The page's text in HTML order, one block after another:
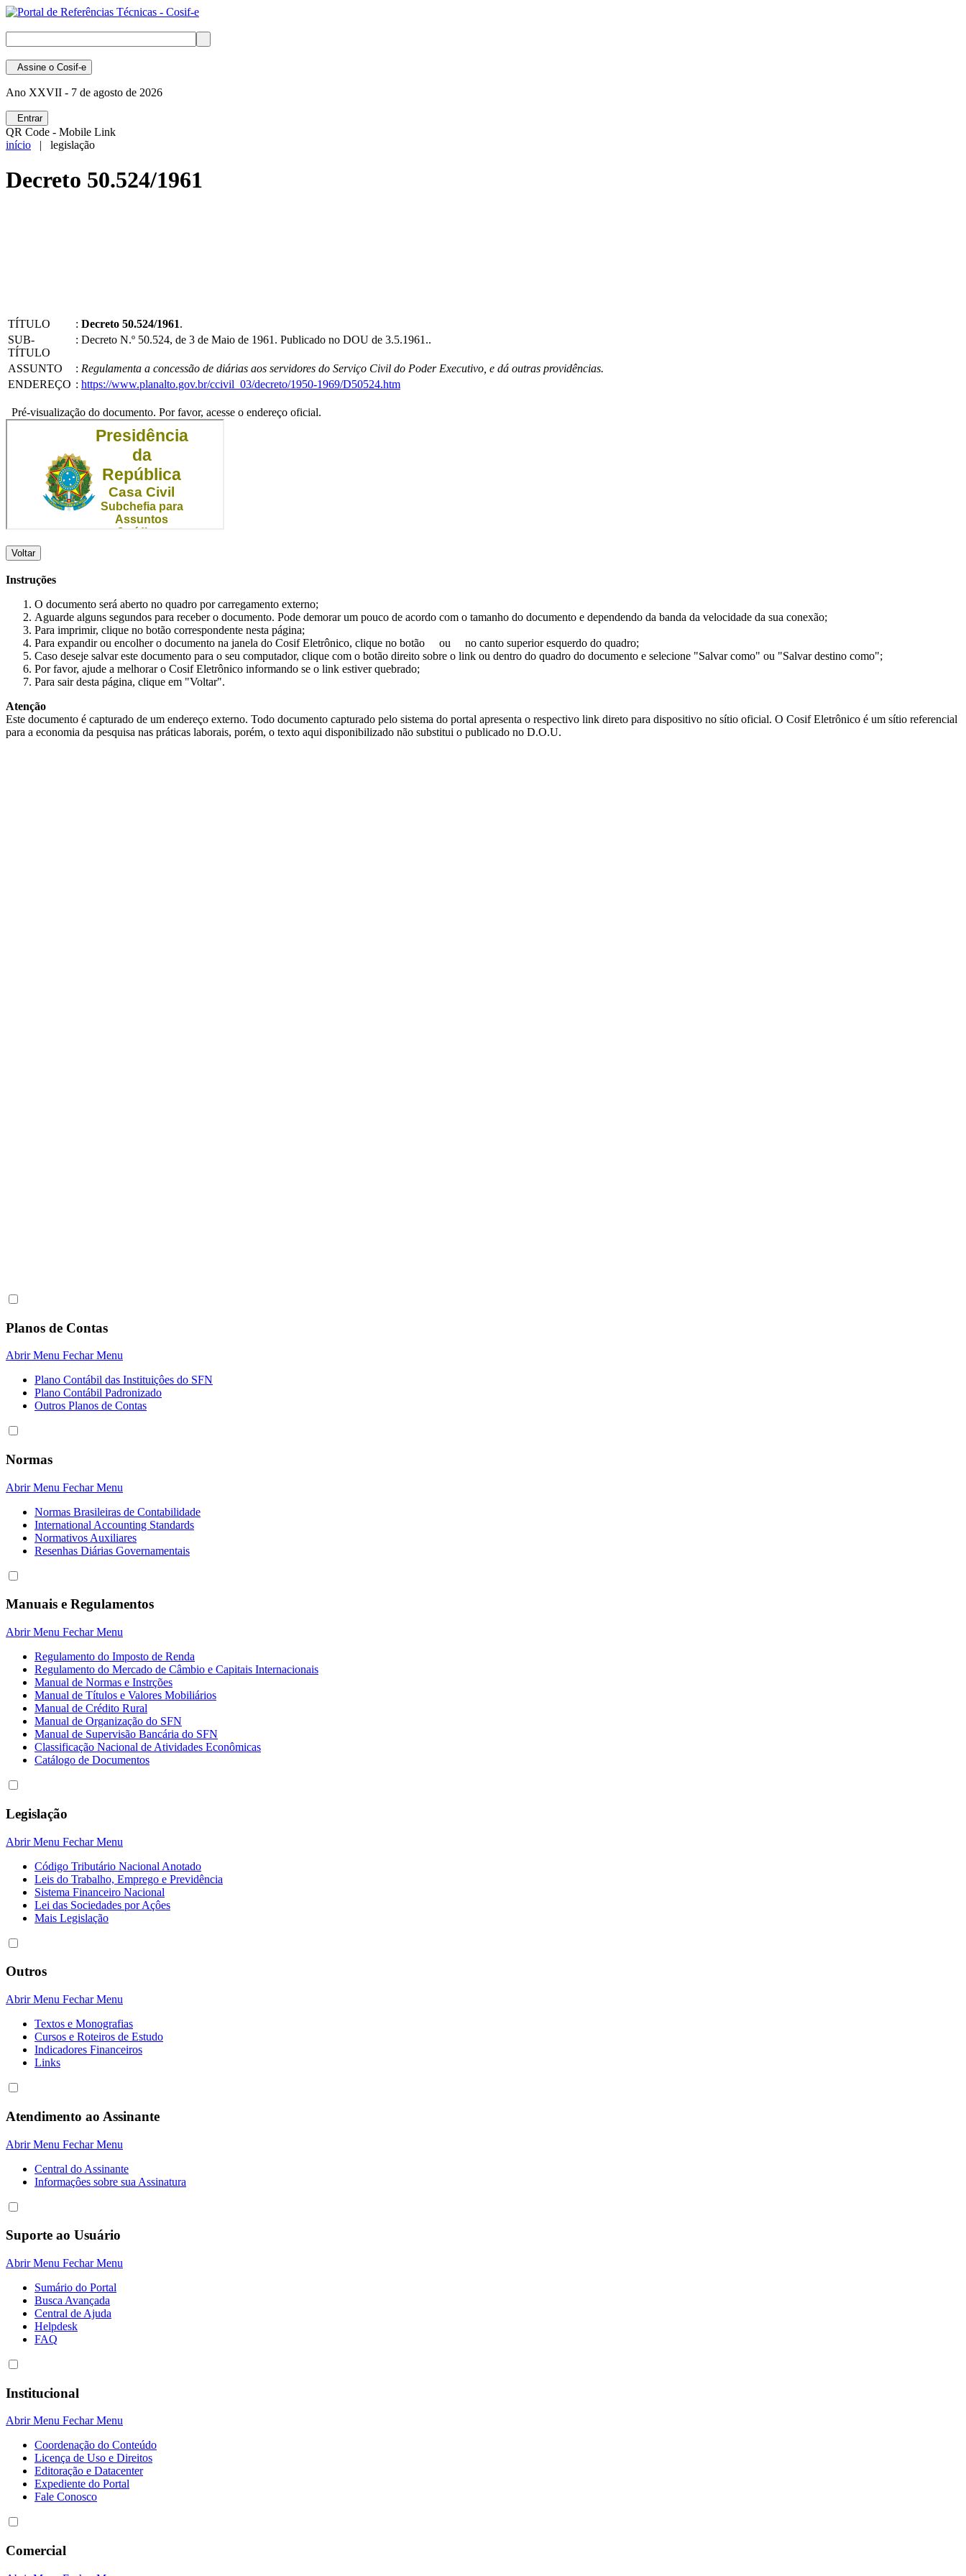
Assine o Cosif-e
Ano XXVII - 7 de agosto de 2026
Entrar
QR Code - Mobile Link
início | legislação
Decreto 50.524/1961
TÍTULO : Decreto 50.524/1961.
SUB-
TÍTULO
: Decreto N.º 50.524, de 3 de Maio de 1961. Publicado no DOU de 3.5.1961..
ASSUNTO : Regulamenta a concessão de diárias aos servidores do Serviço Civil do Poder Executivo, e dá outras providências.
ENDEREÇO : https://www.planalto.gov.br/ccivil_03/decreto/1950-1969/D50524.htm
Pré-visualização do documento. Por favor, acesse o endereço oficial.
Voltar
Instruções
O documento será aberto no quadro por carregamento externo;
Aguarde alguns segundos para receber o documento. Pode demorar um pouco de acordo com o tamanho do documento e dependendo da banda da velocidade da sua conexão;
Para imprimir, clique no botão correspondente nesta página;
Para expandir ou encolher o documento na janela do Cosif Eletrônico, clique no botão
ou
no canto superior esquerdo do quadro;
Caso deseje salvar este documento para o seu computador, clique com o botão direito sobre o link ou dentro do quadro do documento e selecione "Salvar como" ou "Salvar destino como";
Por favor, ajude a melhorar o Cosif Eletrônico informando se o link estiver quebrado;
Para sair desta página, clique em "Voltar".
Atenção
Este documento é capturado de um endereço externo. Todo documento capturado pelo sistema do portal apresenta o respectivo link direto para dispositivo no sítio oficial. O Cosif Eletrônico é um sítio referencial
para a economia da pesquisa nas práticas laborais, porém, o texto aqui disponibilizado não substitui o publicado no D.O.U.
Planos de Contas
Abrir Menu Fechar Menu
Plano Contábil das Instituiçôes do SFN
Plano Contábil Padronizado
Outros Planos de Contas
Normas
Abrir Menu Fechar Menu
Normas Brasileiras de Contabilidade
International Accounting Standards
Normativos Auxiliares
Resenhas Diárias Governamentais
Manuais e Regulamentos
Abrir Menu Fechar Menu
Regulamento do Imposto de Renda
Regulamento do Mercado de Câmbio e Capitais Internacionais
Manual de Normas e Instrções
Manual de Títulos e Valores Mobiliários
Manual de Crédito Rural
Manual de Organização do SFN
Manual de Supervisão Bancária do SFN
Classificação Nacional de Atividades Econômicas
Catálogo de Documentos
Legislação
Abrir Menu Fechar Menu
Código Tributário Nacional Anotado
Leis do Trabalho, Emprego e Previdência
Sistema Financeiro Nacional
Lei das Sociedades por Açôes
Mais Legislação
Outros
Abrir Menu Fechar Menu
Textos e Monografias
Cursos e Roteiros de Estudo
Indicadores Financeiros
Links
Atendimento ao Assinante
Abrir Menu Fechar Menu
Central do Assinante
Informaçôes sobre sua Assinatura
Suporte ao Usuário
Abrir Menu Fechar Menu
Sumário do Portal
Busca Avançada
Central de Ajuda
Helpdesk
FAQ
Institucional
Abrir Menu Fechar Menu
Coordenação do Conteúdo
Licença de Uso e Direitos
Editoração e Datacenter
Expediente do Portal
Fale Conosco
Comercial